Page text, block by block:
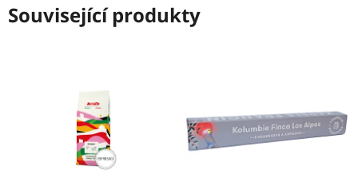
Související produkty